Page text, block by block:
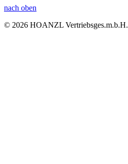
nach oben
© 2026 HOANZL Vertriebsges.m.b.H.